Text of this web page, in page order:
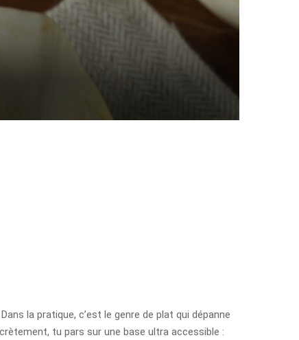
la pratique, c’est le genre de plat qui dépanne
tu pars sur une base ultra accessible :